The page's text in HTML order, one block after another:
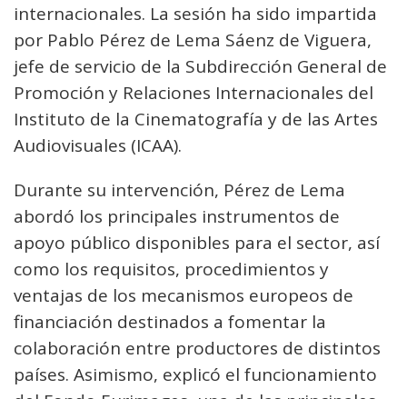
internacionales. La sesión ha sido impartida
por Pablo Pérez de Lema Sáenz de Viguera,
jefe de servicio de la Subdirección General de
Promoción y Relaciones Internacionales del
Instituto de la Cinematografía y de las Artes
Audiovisuales (ICAA).
Durante su intervención, Pérez de Lema
abordó los principales instrumentos de
apoyo público disponibles para el sector, así
como los requisitos, procedimientos y
ventajas de los mecanismos europeos de
financiación destinados a fomentar la
colaboración entre productores de distintos
países. Asimismo, explicó el funcionamiento